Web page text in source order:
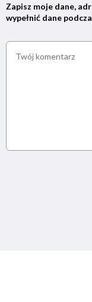
Zapisz moje dane,
wypełnić dane